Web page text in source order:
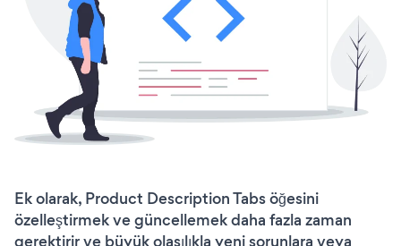
Ek olarak, Product Description Tabs öğesini
özelleştirmek ve güncellemek daha fazla zaman
gerektirir ve büyük olasılıkla yeni sorunlara veya